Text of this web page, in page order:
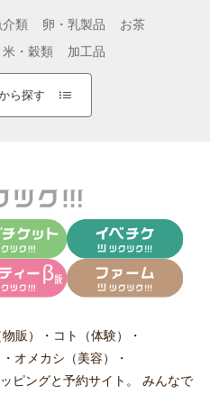
介類 卵・乳製品
お茶
米・穀類 加工品
ら探す
販） ・ コト（体験）
・
・ オメカシ（美容）
・
ピングと予約サイト。
みんなで